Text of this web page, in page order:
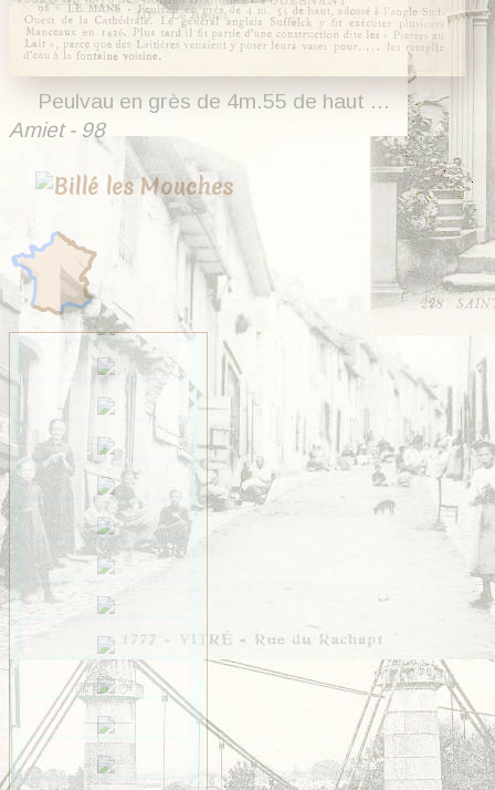
Peulvau en grès de 4m.55 de haut ...
Amiet - 98